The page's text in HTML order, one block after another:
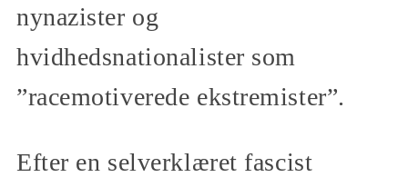
nynazister og
hvidhedsnationalister som
”racemotiverede ekstremister”.
Efter en selverklæret fascist